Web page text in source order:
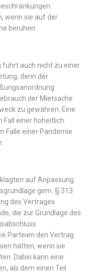
, wenn sie auf der
beruhen.
führt auch nicht zu einer
, denn der
der Mietsache
zu gewähren. Eine
Fall einer hoheitlich
Falle einer Pandemie
aufAnpassung
gem. § 313
des Vertrages
, die zurGrundlage des
Parteien den Vertrag
hätten, wenn sie
. Dabei kann eine
, als dem einen Teil